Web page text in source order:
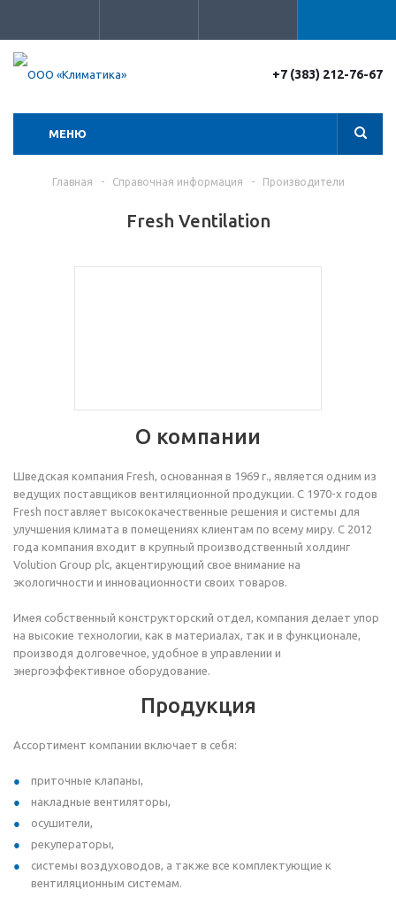
+7 (383) 212-76-67
МЕНЮ
Главная - Справочная информация - Производители
Fresh Ventilation
О компании
Шведская компания Fresh, основанная в 1969 г., является одним из
ведущих поставщиков вентиляционной продукции. С 1970-х годов
Fresh поставляет высококачественные решения и системы для
улучшения климата в помещениях клиентам по всему миру. С 2012
года компания входит в крупный производственный холдинг
Volution Group plc, акцентирующий свое внимание на
экологичности и инновационности своих товаров.
Имея собственный конструкторский отдел, компания делает упор
на высокие технологии, как в материалах, так и в функционале,
производя долговечное, удобное в управлении и
энергоэффективное оборудование.
Продукция
Ассортимент компании включает в себя:
приточные клапаны,
накладные вентиляторы,
осушители,
рекуператоры,
системы воздуховодов, а также все комплектующие к
вентиляционным системам.